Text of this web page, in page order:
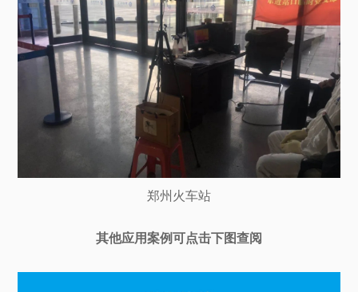
郑州火车站
其他应用案例可点击下图查阅